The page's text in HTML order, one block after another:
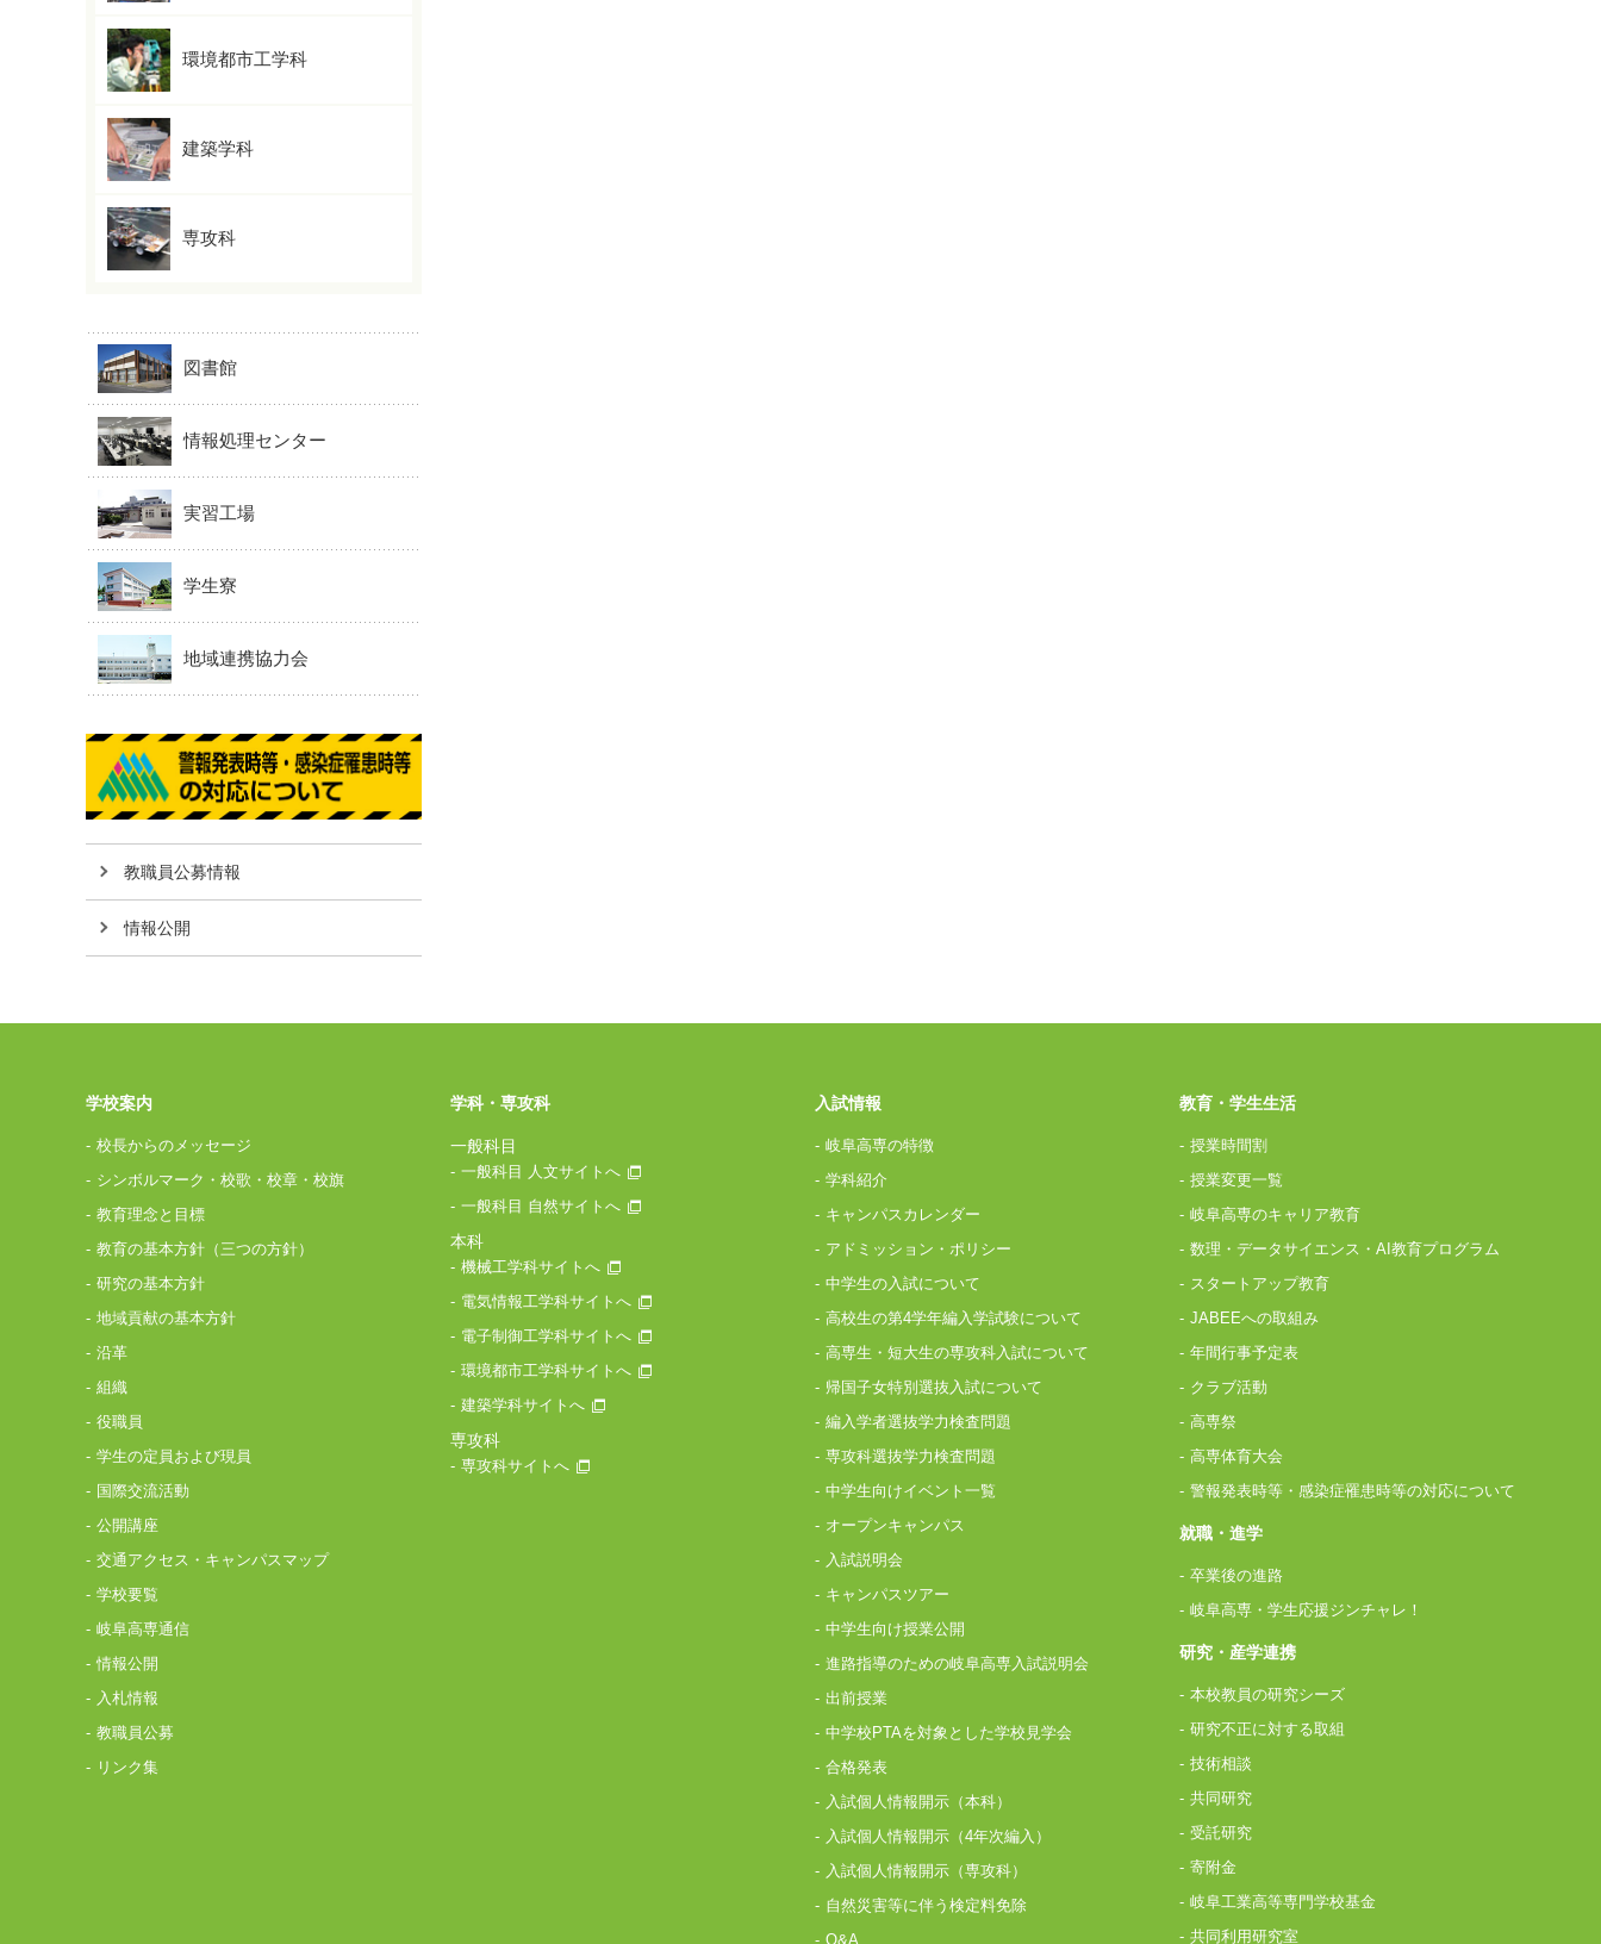
環境都市工学科
建築学科
専攻科
図書館
情報処理センター
実習工場
学生寮
地域連携協力会
教職員公募情報
情報公開
学校案内
校長からのメッセージ
シンボルマーク・校歌・校章・校旗
教育理念と目標
教育の基本方針（三つの方針）
研究の基本方針
地域貢献の基本方針
沿革
組織
役職員
学生の定員および現員
国際交流活動
公開講座
交通アクセス・キャンパスマップ
学校要覧
岐阜高専通信
情報公開
入札情報
教職員公募
リンク集
学科・専攻科
一般科目
一般科目 人文サイトへ
一般科目 自然サイトへ
本科
機械工学科サイトへ
電気情報工学科サイトへ
電子制御工学科サイトへ
環境都市工学科サイトへ
建築学科サイトへ
専攻科
専攻科サイトへ
入試情報
岐阜高専の特徴
学科紹介
キャンパスカレンダー
アドミッション・ポリシー
中学生の入試について
高校生の第4学年編入学試験について
高専生・短大生の専攻科入試について
帰国子女特別選抜入試について
編入学者選抜学力検査問題
専攻科選抜学力検査問題
中学生向けイベント一覧
オープンキャンパス
入試説明会
キャンパスツアー
中学生向け授業公開
進路指導のための岐阜高専入試説明会
出前授業
中学校PTAを対象とした学校見学会
合格発表
入試個人情報開示（本科）
入試個人情報開示（4年次編入）
入試個人情報開示（専攻科）
自然災害等に伴う検定料免除
Q&A
教育・学生生活
授業時間割
授業変更一覧
岐阜高専のキャリア教育
数理・データサイエンス・AI教育プログラム
スタートアップ教育
JABEEへの取組み
年間行事予定表
クラブ活動
高専祭
高専体育大会
警報発表時等・感染症罹患時等の対応について
就職・進学
卒業後の進路
岐阜高専・学生応援ジンチャレ！
研究・産学連携
本校教員の研究シーズ
研究不正に対する取組
技術相談
共同研究
受託研究
寄附金
岐阜工業高等専門学校基金
共同利用研究室